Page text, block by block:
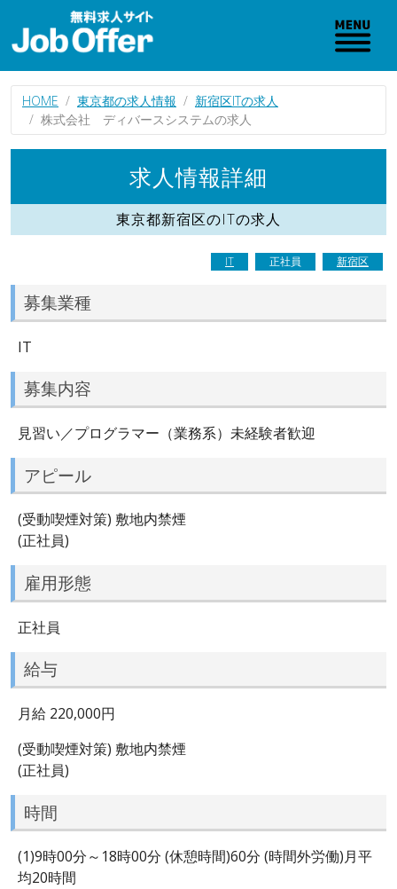
HOME 東京都の求人情報
新宿区ITの求人
株式会社 ディバースシステムの求人
求人情報詳細
東京都新宿区のITの求人
IT 正社員 新宿区
募集業種
IT
募集内容
見習い／プログラマー（業務系）未経験者歓迎
アピール
(受動喫煙対策) 敷地内禁煙
(正社員)
雇用形態
正社員
給与
月給 220,000円
(受動喫煙対策) 敷地内禁煙
(正社員)
時間
(1)9時00分～18時00分 (休憩時間)60分 (時間外労働)月平
均20時間